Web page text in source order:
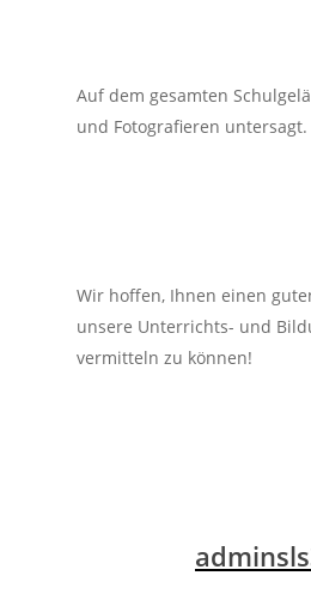
Auf dem gesamten
und Fotografieren untersagt.
Wir hoffen, Ihnen einen
unsere Unterrichts- und
vermitteln zu können!